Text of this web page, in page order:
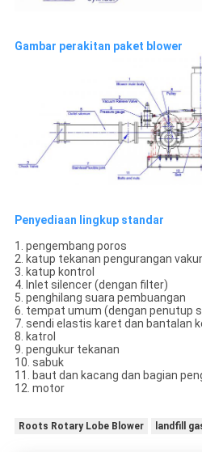
Gambar perakitan paket blower
Penyediaan lingkup standar
1. pengembang poros
2. katup tekanan pengurangan
3. katup kontrol
4. Inlet silencer (dengan filter)
5. penghilang suara pembuangan
6. tempat umum (dengan penutup
7. sendi elastis karet dan bantalan
8. katrol
9. pengukur tekanan
10. sabuk
11. baut dan kacang dan bagian
12. motor
Roots Rotary Lobe Blower landfill